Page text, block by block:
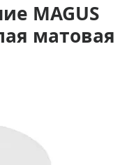
MAGUS
матовая